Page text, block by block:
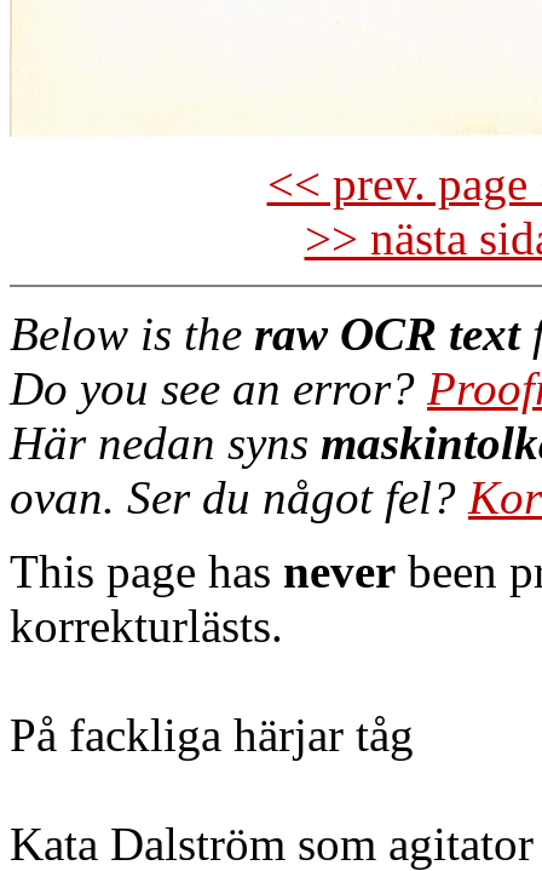
<< prev.
>> nästa
Below is the raw OCR text
Do you see an error?
Här nedan syns
ovan. Ser du något fel?
This page has never been
korrekturlästs.
På fackliga härjar tåg
Kata Dalström som agitator